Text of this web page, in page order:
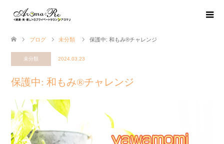
ブログ 未分類 保護中: 和もみ®チャレンジ
未分類 2024.03.23
保護中: 和もみ®チャレンジ